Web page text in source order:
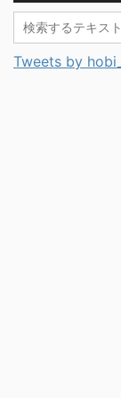
Tweets by